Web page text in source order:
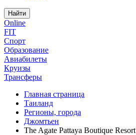
Найти
Online
FIT
Спорт
Образование
Авиабилеты
Круизы
Трансферы
Главная страница
Таиланд
Регионы, города
Джомтьен
The Agate Pattaya Boutique Resort